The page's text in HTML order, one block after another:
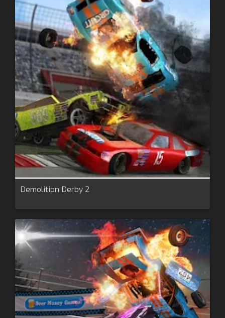
Demolition Derby 2